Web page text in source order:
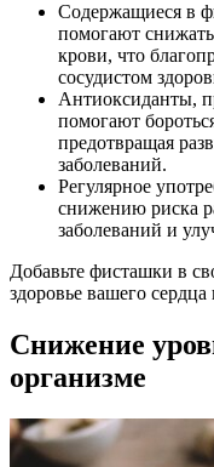
Содержащиеся в
помогают снижать
крови, что
сосудистом
Антиоксиданты,
помогают
предотвращая
заболеваний.
Регулярное
снижению риска
заболеваний и
Добавьте фисташки в
здоровье вашего сердца
Снижение
организме